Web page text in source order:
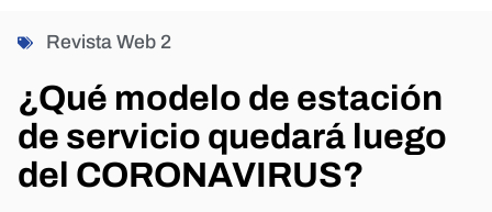
Revista Web 2
¿Qué modelo de estación
de servicio quedará luego
del CORONAVIRUS?